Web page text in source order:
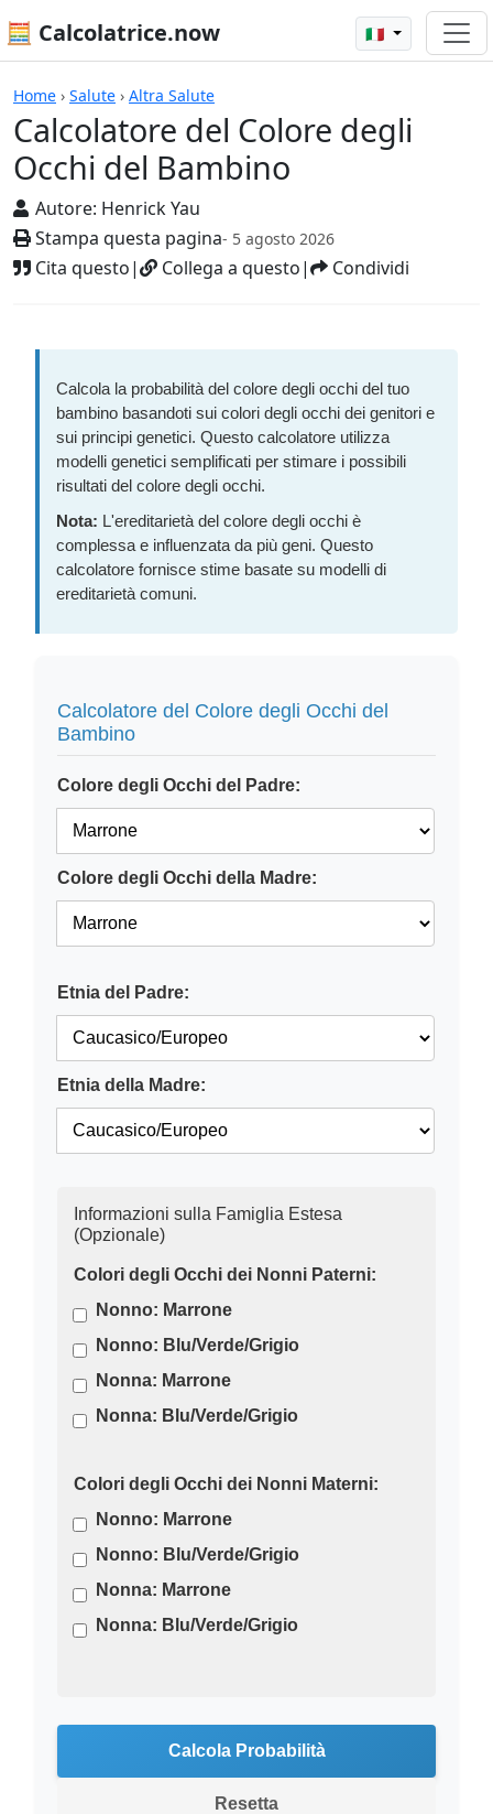
🧮 Calcolatrice.now 🇮🇹
Home › Salute › Altra Salute
Calcolatore del Colore degli
Occhi del Bambino
Autore: Henrick Yau
Stampa questa pagina- 5 agosto 2026
Cita questo| Collega a questo| Condividi
Calcolatrici
Calcola la probabilità del colore degli occhi del tuo
bambino basandoti sui colori degli occhi dei genitori e
sui principi genetici. Questo calcolatore utilizza
modelli genetici semplificati per stimare i possibili
risultati del colore degli occhi.
Nota: L'ereditarietà del colore degli occhi è
complessa e influenzata da più geni. Questo
calcolatore fornisce stime basate su modelli di
ereditarietà comuni.
Calcolatore del Colore degli Occhi del
Bambino
Colore degli Occhi del Padre:
Colore degli Occhi della Madre:
Etnia del Padre:
Etnia della Madre:
Informazioni sulla Famiglia Estesa
(Opzionale)
Colori degli Occhi dei Nonni Paterni:
Nonno: Marrone
Nonno: Blu/Verde/Grigio
Nonna: Marrone
Nonna: Blu/Verde/Grigio
Colori degli Occhi dei Nonni Materni:
Nonno: Marrone
Nonno: Blu/Verde/Grigio
Nonna: Marrone
Nonna: Blu/Verde/Grigio
Calcola Probabilità
Resetta